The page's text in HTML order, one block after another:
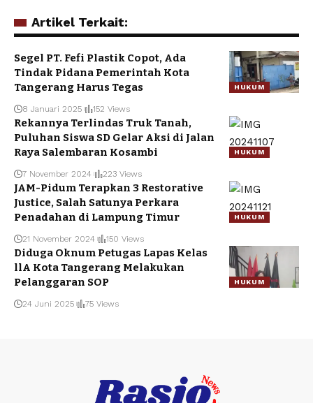
Artikel Terkait:
HUKUM
Segel PT. Fefi Plastik Copot, Ada
Tindak Pidana Pemerintah Kota
Tangerang Harus Tegas
8 Januari 2025 152 Views
HUKUM
Rekannya Terlindas Truk Tanah,
Puluhan Siswa SD Gelar Aksi di Jalan
Raya Salembaran Kosambi
7 November 2024 223 Views
HUKUM
JAM-Pidum Terapkan 3 Restorative
Justice, Salah Satunya Perkara
Penadahan di Lampung Timur
21 November 2024 150 Views
HUKUM
Diduga Oknum Petugas Lapas Kelas
llA Kota Tangerang Melakukan
Pelanggaran SOP
24 Juni 2025 75 Views